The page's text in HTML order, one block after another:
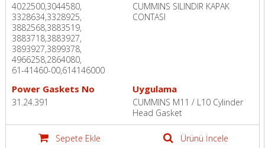
4022500,3044580,
3328634,3328925,
3882568,3883519,
3883718,3883927,
3893927,3899378,
4966258,2864080,
61-41460-00,614146000
CUMMINS SILINDIR KAPAK
CONTASI
Power Gaskets No
31.24.391
Uygulama
CUMMINS M11 / L10 Cylinder
Head Gasket
Sepete Ekle Ürünü İncele